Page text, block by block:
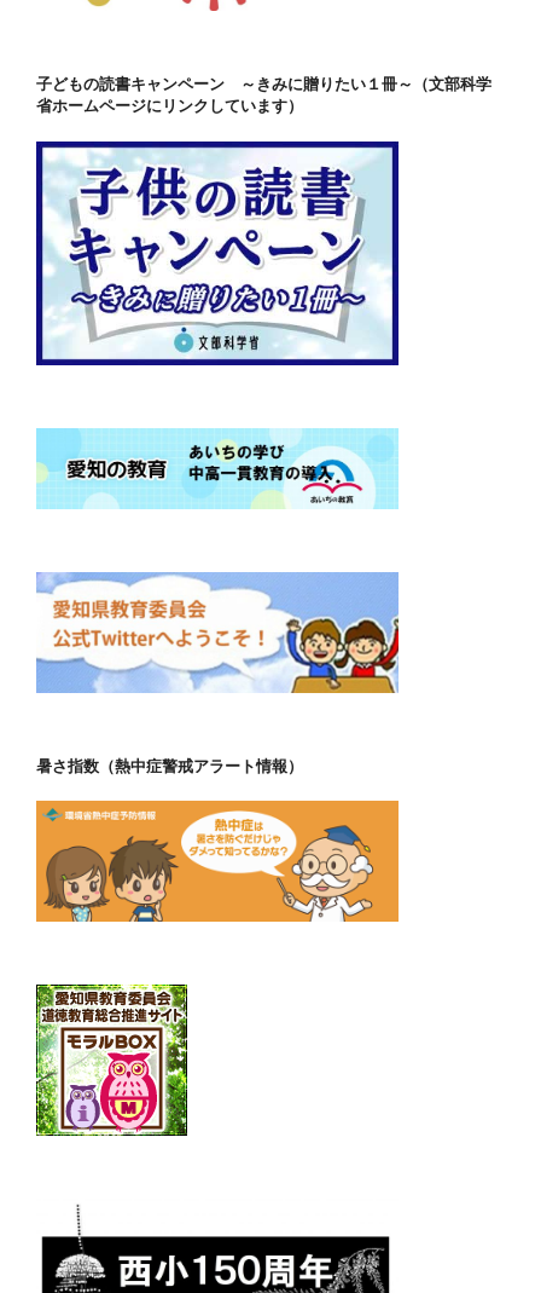
子どもの読書キャンペーン ～きみに贈りたい１冊～（文部科学
省ホームページにリンクしています）
暑さ指数（熱中症警戒アラート情報）